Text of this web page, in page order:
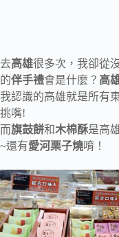
去高雄很多次，我卻從
的伴手禮會是什麼？ 高
我認識的高雄就是所有
挑嘴!
而旗鼓餅和木棉酥是高
~還有愛河栗子燒唷！